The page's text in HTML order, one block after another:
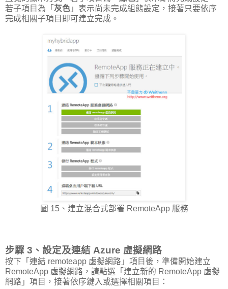
若子項目為「 灰色 」表示尚未完成組態設定，接著只要依序
完成相關子項目即可建立完成。
圖 15、建立混合式部署 RemoteApp 服務
步驟 3、設定及連結 Azure 虛擬網路
按下「連結 remoteapp 虛擬網路」項目後，準備開始建立
RemoteApp 虛擬網路，請點選「建立新的 RemoteApp 虛擬
網路」項目，接著依序鍵入或選擇相關項目：